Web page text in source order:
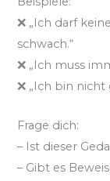
❌ „Ich darf
schwach.“
❌ „Ich muss
❌ „Ich bin
Frage dich:
– Ist dieser
– Gibt es